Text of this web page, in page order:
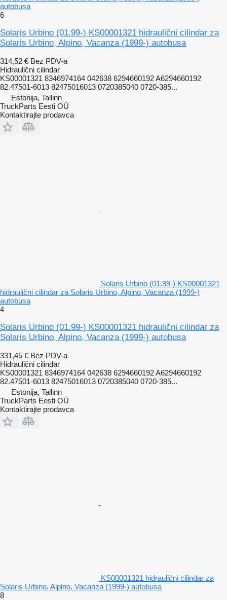
autobusa
6
Solaris Urbino (01.99-) KS00001321 hidraulični cilindar za
Solaris Urbino, Alpino, Vacanza (1999-) autobusa
314,52 € Bez PDV-a
Hidraulični cilindar
KS00001321 8346974164 042638 6294660192 A6294660192
82.47501-6013 82475016013 0720385040 0720-385...
Estonija, Tallinn
TruckParts Eesti OÜ
Kontaktirajte prodavca
Solaris Urbino (01.99-) KS00001321
hidraulični cilindar za Solaris Urbino, Alpino, Vacanza (1999-)
autobusa
4
Solaris Urbino (01.99-) KS00001321 hidraulični cilindar za
Solaris Urbino, Alpino, Vacanza (1999-) autobusa
331,45 € Bez PDV-a
Hidraulični cilindar
KS00001321 8346974164 042638 6294660192 A6294660192
82.47501-6013 82475016013 0720385040 0720-385...
Estonija, Tallinn
TruckParts Eesti OÜ
Kontaktirajte prodavca
KS00001321 hidraulični cilindar za
Solaris Urbino, Alpino, Vacanza (1999-) autobusa
8